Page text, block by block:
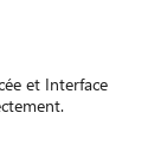
et Interface